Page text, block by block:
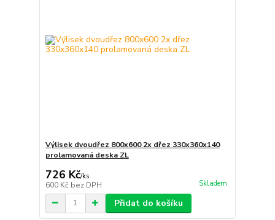
Výlisek dvoudřez 800x600 2x dřez 330x360x140
prolamovaná deska ZL
726 Kč/ks
600 Kč bez DPH Skladem
Přidat do košíku